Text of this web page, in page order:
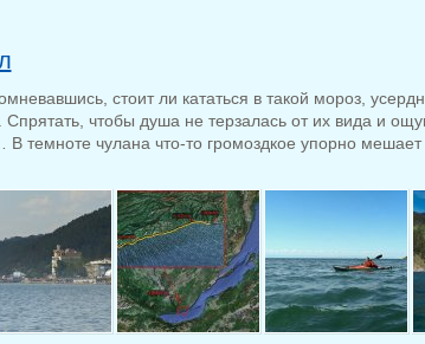
стоит ли кататься в такой мороз,
Спрятать, чтобы душа не терзалась от их вида и
темноте чулана что-то громоздкое упорно